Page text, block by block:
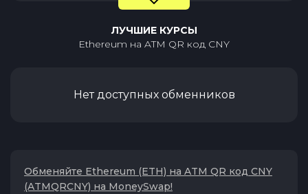
ЛУЧШИЕ КУРСЫ
Ethereum на ATM QR код CNY
Нет доступных обменников
Обменяйте Ethereum (ETH) на ATM QR код CNY
(ATMQRCNY) на MoneySwap!